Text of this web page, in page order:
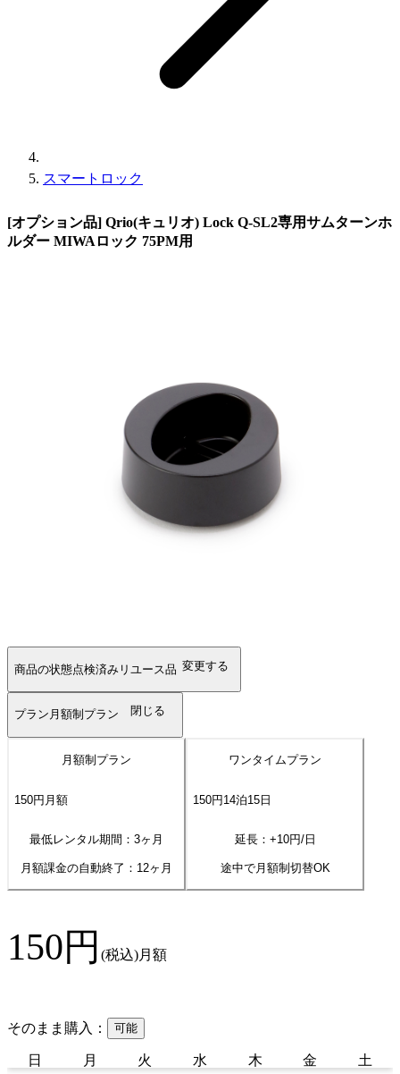
スマートロック
[オプション品] Qrio(キュリオ) Lock Q-SL2専用サムターンホ
ルダー MIWAロック 75PM用
商品の状態点検済みリユース品 変更する
プラン 月額制プラン 閉じる
月額制プラン
150円 月額
最低レンタル期間：3ヶ月
月額課金の自動終了： 12ヶ月
ワンタイムプラン
150円14泊15日
延長：+10円/日
途中で月額制切替OK
150円 (税込)月額
そのまま購入： 可能
日 月 火 水 木 金 土